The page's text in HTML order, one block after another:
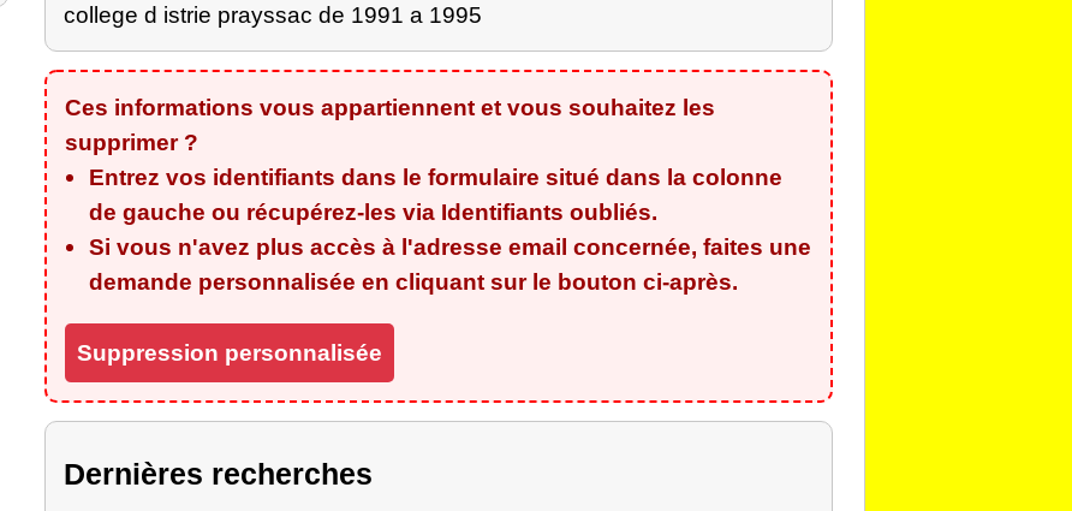
college d istrie prayssac de 1991 a 1995
Ces informations vous appartiennent et vous souhaitez les
supprimer ?
Entrez vos identifiants dans le formulaire situé dans la colonne
de gauche ou récupérez-les via Identifiants oubliés.
Si vous n'avez plus accès à l'adresse email concernée, faites une
demande personnalisée en cliquant sur le bouton ci-après.
Suppression personnalisée
Dernières recherches